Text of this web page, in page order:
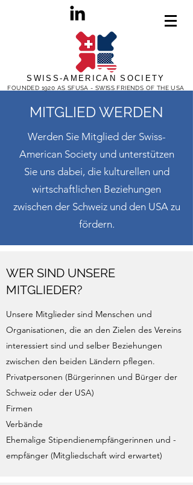
SWISS-AMERICAN SOCIETY
FOUNDED 1920 AS SFUSA - SWISS FRIENDS OF THE USA
MITGLIED WERDEN
Werden Sie Mitglied der Swiss-
American Society und unterstützen
Sie uns dabei, die kulturellen und
wirtschaftlichen Beziehungen
zwischen der Schweiz und den USA zu
fördern.
WER SIND UNSERE
MITGLIEDER?
Unsere Mitglieder sind Menschen und
Organisationen, die an den Zielen des Vereins
interessiert sind und selber Beziehungen
zwischen den beiden Ländern pflegen.
Privatpersonen (Bürgerinnen und Bürger der
Schweiz oder der USA)
Firmen
Verbände
Ehemalige Stipendienempfängerinnen und -
empfänger (Mitgliedschaft wird erwartet)